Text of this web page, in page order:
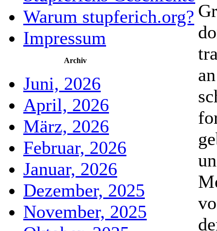
Warum stupferich.org?
Impressum
Archiv
Juni, 2026
April, 2026
März, 2026
Februar, 2026
Januar, 2026
Dezember, 2025
November, 2025